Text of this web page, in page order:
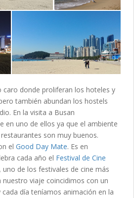
caro donde proliferan los hoteles y
también abundan los hostels
En la visita a Busan
en uno de ellos ya que el ambiente
son muy buenos.
el Good Day Mate. Es en
cada año el Festival de Cine
, uno de los festivales de cine más
nuestro viaje coincidimos con un
día teníamos animación en la